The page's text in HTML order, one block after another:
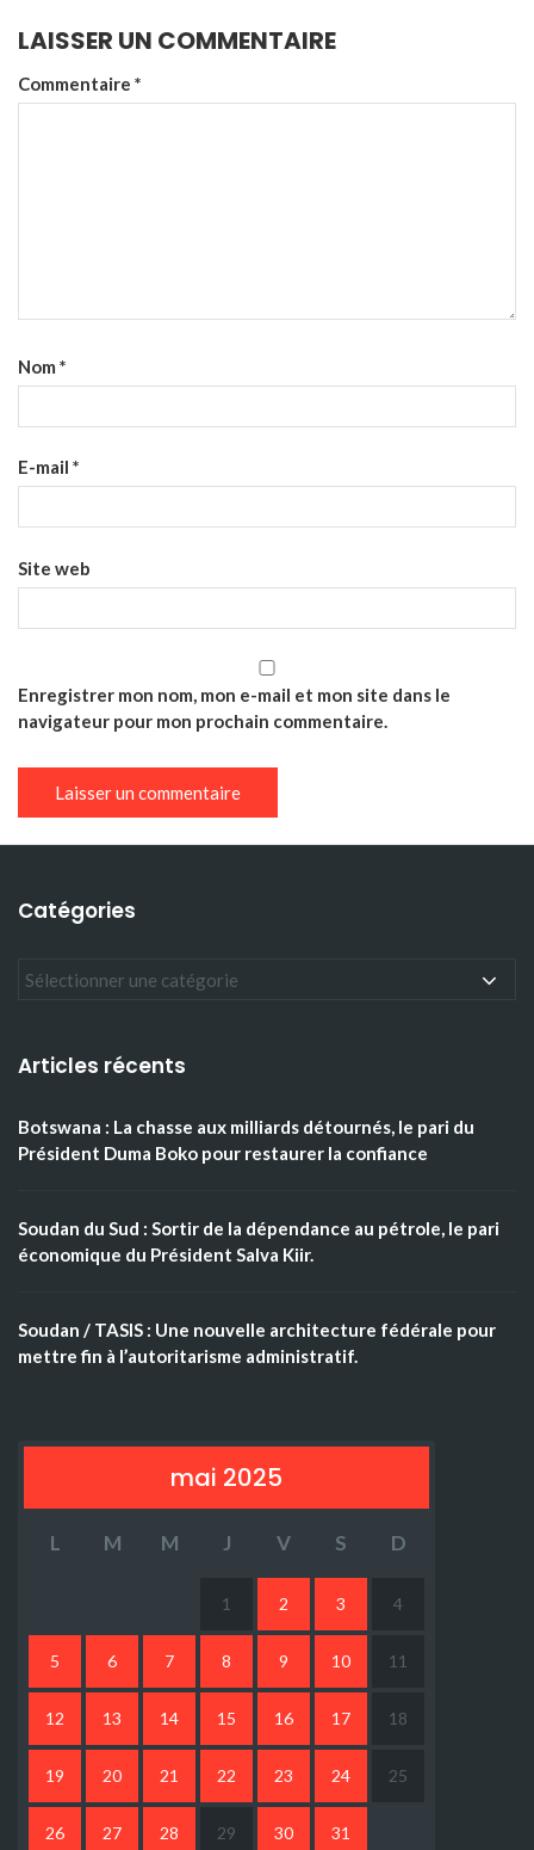
LAISSER UN COMMENTAIRE
Commentaire *
Nom *
E-mail *
Site web
Enregistrer mon nom, mon e-mail et mon site dans le
navigateur pour mon prochain commentaire.
Catégories
Articles récents
Botswana : La chasse aux milliards détournés, le pari du
Président Duma Boko pour restaurer la confiance
Soudan du Sud : Sortir de la dépendance au pétrole, le pari
économique du Président Salva Kiir.
Soudan / TASIS : Une nouvelle architecture fédérale pour
mettre fin à l’autoritarisme administratif.
mai 2025
L M M J V S D
1 2 3 4
5 6 7 8 9 10 11
12 13 14 15 16 17 18
19 20 21 22 23 24 25
26 27 28 29 30 31